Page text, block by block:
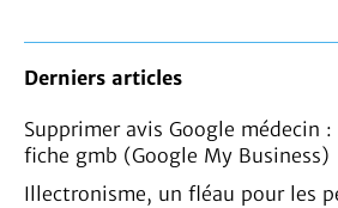
Derniers articles
Supprimer avis Google médecin :
fiche gmb (Google My Business)
Illectronisme, un fléau pour les